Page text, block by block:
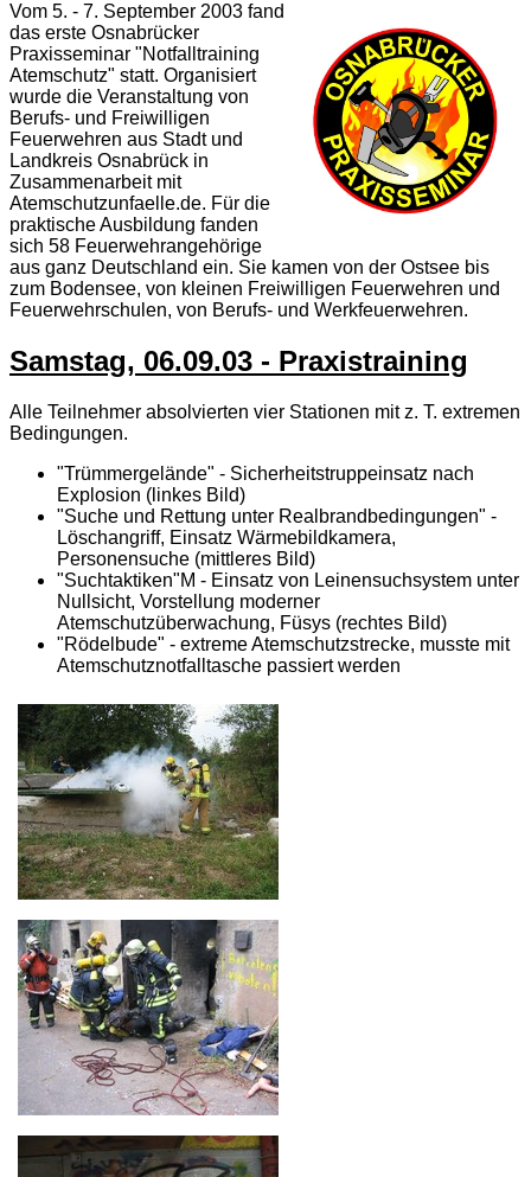
Vom 5. - 7. September 2003 fand
das erste Osnabrücker
Praxisseminar "Notfalltraining
Atemschutz" statt. Organisiert
wurde die Veranstaltung von
Berufs- und Freiwilligen
Feuerwehren aus Stadt und
Landkreis Osnabrück in
Zusammenarbeit mit
Atemschutzunfaelle.de. Für die
praktische Ausbildung fanden
sich 58 Feuerwehrangehörige
aus ganz Deutschland ein. Sie kamen von der Ostsee bis
zum Bodensee, von kleinen Freiwilligen Feuerwehren und
Feuerwehrschulen, von Berufs- und Werkfeuerwehren.
Samstag, 06.09.03 - Praxistraining
Alle Teilnehmer absolvierten vier Stationen mit z. T. extremen
Bedingungen.
"Trümmergelände" - Sicherheitstruppeinsatz nach
Explosion (linkes Bild)
"Suche und Rettung unter Realbrandbedingungen" -
Löschangriff, Einsatz Wärmebildkamera,
Personensuche (mittleres Bild)
"Suchtaktiken"M - Einsatz von Leinensuchsystem unter
Nullsicht, Vorstellung moderner
Atemschutzüberwachung, Füsys (rechtes Bild)
"Rödelbude" - extreme Atemschutzstrecke, musste mit
Atemschutznotfalltasche passiert werden